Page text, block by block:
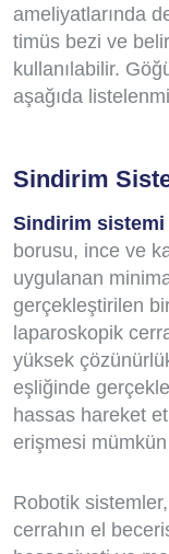
ameliyatlarında
timüs bezi ve
kullanılabilir.
aşağıda
Sindirim
Sindirim
borusu, ince ve
uygulanan
gerçekleştirilen
laparoskopik
yüksek
eşliğinde
hassas hareket
erişmesi
Robotik
cerrahın el